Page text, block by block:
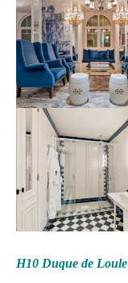
H10 Duque de Loule